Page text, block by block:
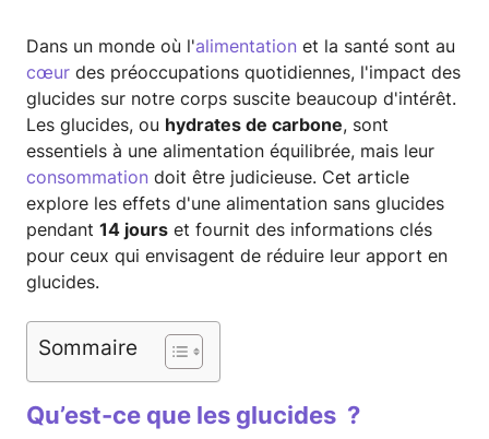
Dans un monde où l'alimentation et la santé sont au
cœur des préoccupations quotidiennes, l'impact des
glucides sur notre corps suscite beaucoup d'intérêt.
Les glucides, ou hydrates de carbone, sont
essentiels à une alimentation équilibrée, mais leur
consommation doit être judicieuse. Cet article
explore les effets d'une alimentation sans glucides
pendant 14 jours et fournit des informations clés
pour ceux qui envisagent de réduire leur apport en
glucides.
Sommaire
Qu’est-ce que les glucides ?